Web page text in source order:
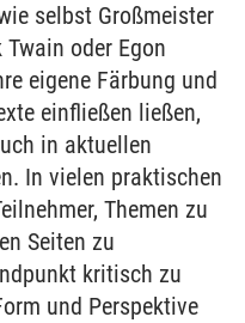
selbst Großmeister
oder Egon
eigene Färbung und
einfließen ließen,
in aktuellen
In vielen praktischen
Themen zu
Seiten zu
kritisch zu
und Perspektive